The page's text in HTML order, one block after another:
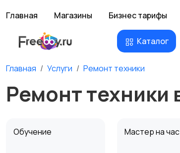
Главная Магазины Бизнес тарифы
Каталог
Главная Услуги Ремонт техники
Ремонт техники
Обучение Мастер на час